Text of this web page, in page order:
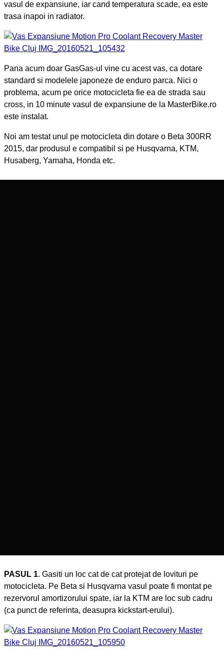
vasul de expansiune, iar cand temperatura scade, ea este
trasa inapoi in radiator.
Pana acum doar GasGas-ul vine cu acest vas, ca dotare
standard si modelele japoneze de enduro parca. Nici o
problema, acum pe orice motocicleta fie ea de strada sau
cross, in 10 minute vasul de expansiune de la MasterBike.ro
este instalat.
Noi am testat unul pe motocicleta din dotare o Beta 300RR
2015, dar produsul e compatibil si pe Husqvarna, KTM,
Husaberg, Yamaha, Honda etc.
PASUL 1. Gasiti un loc cat de cat protejat de lovituri pe
motocicleta. Pe Beta si Husqvarna vasul poate fi montat pe
rezervorul amortizorului spate, iar la KTM are loc sub cadru
(ca punct de referinta, deasupra kickstart-erului).